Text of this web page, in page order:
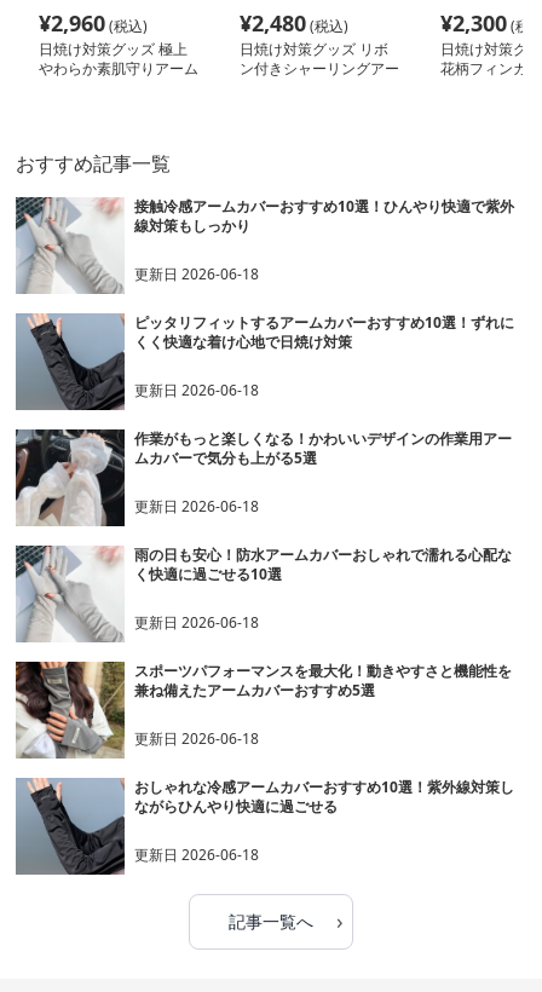
¥2,960(税込)
日焼け対策グッズ 極上
やわらか素肌守りアーム
¥2,480(税込)
日焼け対策グッズ リボ
ン付きシャーリングアー
¥2,300(税
日焼け対策グ
花柄フィンガ
おすすめ記事一覧
接触冷感アームカバーおすすめ10選！ひんやり快適で紫外
線対策もしっかり
更新日2026-06-18
ピッタリフィットするアームカバーおすすめ10選！ずれに
くく快適な着け心地で日焼け対策
更新日2026-06-18
作業がもっと楽しくなる！かわいいデザインの作業用アー
ムカバーで気分も上がる5選
更新日2026-06-18
雨の日も安心！防水アームカバーおしゃれで濡れる心配な
く快適に過ごせる10選
更新日2026-06-18
スポーツパフォーマンスを最大化！動きやすさと機能性を
兼ね備えたアームカバーおすすめ5選
更新日2026-06-18
おしゃれな冷感アームカバーおすすめ10選！紫外線対策し
ながらひんやり快適に過ごせる
更新日2026-06-18
記事一覧へ ›